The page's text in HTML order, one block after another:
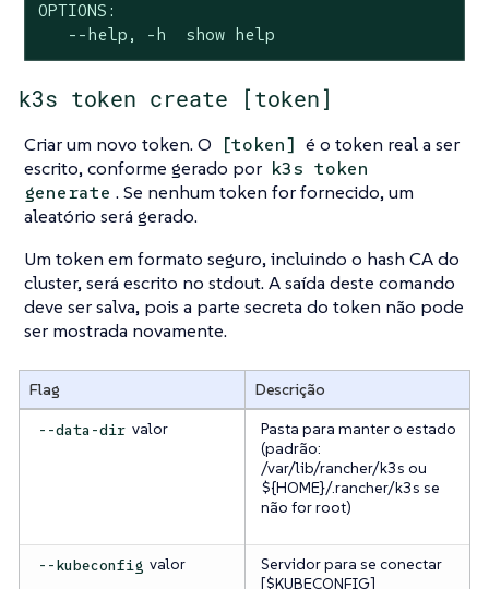
OPTIONS:
   --help, -h  show help
k3s token create [token]
Criar um novo token. O [token] é o token real a ser
escrito, conforme gerado por k3s token
generate . Se nenhum token for fornecido, um
aleatório será gerado.
Um token em formato seguro, incluindo o hash CA do
cluster, será escrito no stdout. A saída deste comando
deve ser salva, pois a parte secreta do token não pode
ser mostrada novamente.
Flag Descrição
--data-dir valor
Pasta para manter o estado
(padrão:
/var/lib/rancher/k3s ou
${HOME}/.rancher/k3s se
não for root)
--kubeconfig valor
Servidor para se conectar
[$KUBECONFIG]